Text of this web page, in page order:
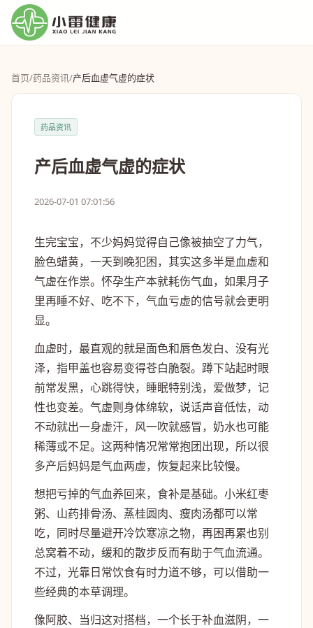
首页/药品资讯/产后血虚气虚的症状
药品资讯
产后血虚气虚的症状
2026-07-01 07:01:56
生完宝宝，不少妈妈觉得自己像被抽空了力气，
脸色蜡黄，一天到晚犯困，其实这多半是血虚和
气虚在作祟。怀孕生产本就耗伤气血，如果月子
里再睡不好、吃不下，气血亏虚的信号就会更明
显。
血虚时，最直观的就是面色和唇色发白、没有光
泽，指甲盖也容易变得苍白脆裂。蹲下站起时眼
前常发黑，心跳得快，睡眠特别浅，爱做梦，记
性也变差。气虚则身体绵软，说话声音低怯，动
不动就出一身虚汗，风一吹就感冒，奶水也可能
稀薄或不足。这两种情况常常抱团出现，所以很
多产后妈妈是气血两虚，恢复起来比较慢。
想把亏掉的气血养回来，食补是基础。小米红枣
粥、山药排骨汤、蒸桂圆肉、瘦肉汤都可以常
吃，同时尽量避开冷饮寒凉之物，再困再累也别
总窝着不动，缓和的散步反而有助于气血流通。
不过，光靠日常饮食有时力道不够，可以借助一
些经典的本草调理。
像阿胶、当归这对搭档，一个长于补血滋阴，一